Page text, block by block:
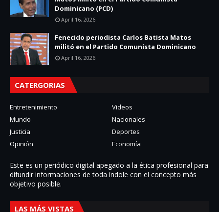
Dominicano (PCD)
April 16, 2026
Fenecido periodista Carlos Batista Matos
militó en el Partido Comunista Dominicano
April 16, 2026
CATERGORIAS
Entretenimiento
Videos
Mundo
Nacionales
Justicia
Deportes
Opinión
Economía
Este es un periódico digital apegado a la ética profesional para
difundir informaciones de toda í­ndole con el concepto más
objetivo posible.
LAS MÁS VISTAS